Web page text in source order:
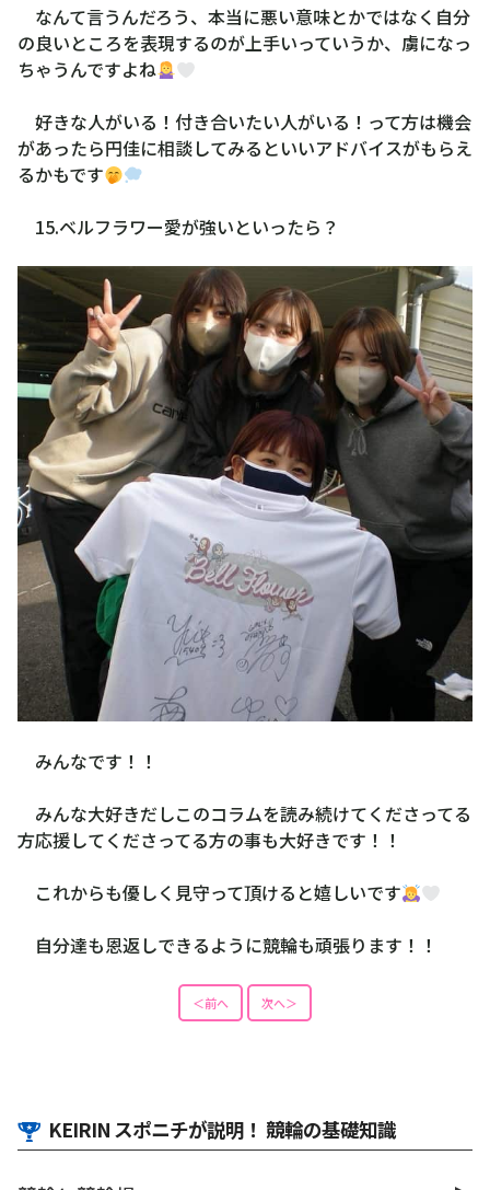
なんて言うんだろう、本当に悪い意味とかではなく自分
の良いところを表現するのが上手いっていうか、虜になっ
ちゃうんですよね
好きな人がいる！付き合いたい人がいる！って方は機会
があったら円佳に相談してみるといいアドバイスがもらえ
るかもです
15.ベルフラワー愛が強いといったら？
みんなです！！
みんな大好きだしこのコラムを読み続けてくださってる
方応援してくださってる方の事も大好きです！！
これからも優しく見守って頂けると嬉しいです
自分達も恩返しできるように競輪も頑張ります！！
＜前へ 次へ＞
KEIRIN スポニチが説明！ 競輪の基礎知識